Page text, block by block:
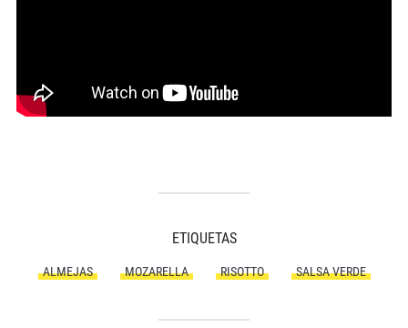
ETIQUETAS
ALMEJAS MOZARELLA RISOTTO SALSA VERDE